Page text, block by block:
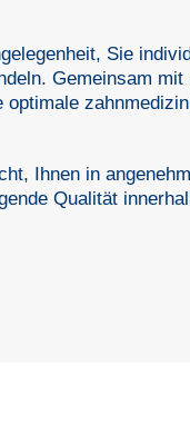
Sie
Gemeinsam mit
Ihnen in
Qualität